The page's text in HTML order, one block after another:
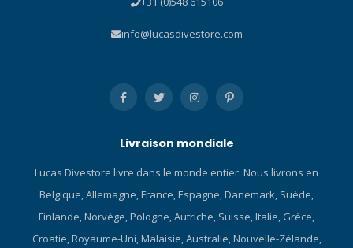
info@lucasdivestore.com
Livraison mondiale
Lucas Divestore livre dans le monde entier. Nous livrons en
Belgique, Allemagne, France, Espagne, Danemark, Suède,
Finlande, Norvège, Pologne, Autriche, Suisse, Italie, Grèce,
Croatie, Royaume-Uni, Malaisie, Australie, Nouvelle-Zélande,